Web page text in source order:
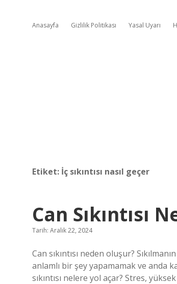
Anasayfa Gizlilik Politikası Yasal Uyarı
Etiket: İç sıkıntısı nasıl geçer
Can Sıkıntısı
Tarih: Aralık 22, 2024
Can sıkıntısı neden oluşur?
anlamlı bir şey yapamamak ve anda
sıkıntısı nelere yol açar? Stres,